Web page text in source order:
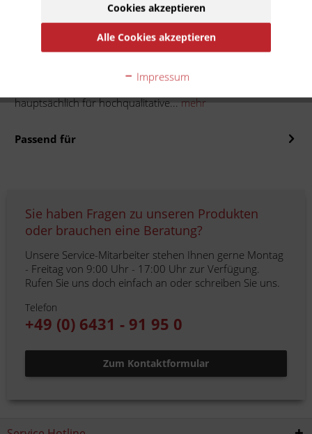
Auf die Merkliste
hauptsächlich für hochqualitative... mehr
Passend für
Sie haben Fragen zu unseren Produkten
oder brauchen eine Beratung?
Unsere Service-Mitarbeiter stehen Ihnen gerne Montag
- Freitag von 9:00 Uhr - 17:00 Uhr zur Verfügung.
Rufen Sie uns doch einfach an oder schreiben Sie uns.
Telefon
+49 (0) 6431 - 91 95 0
Zum Kontaktformular
Cookies akzeptieren
Alle Cookies akzeptieren
Impressum